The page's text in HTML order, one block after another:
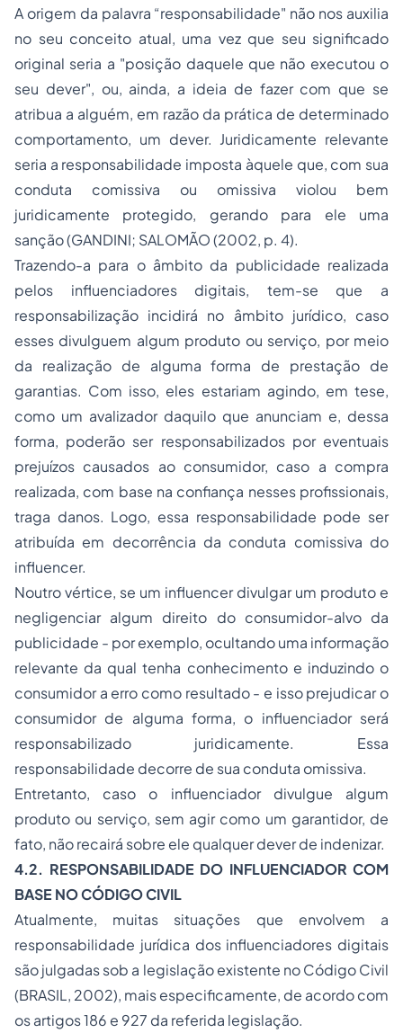
A origem da palavra “responsabilidade" não nos auxilia
no seu conceito atual, uma vez que seu significado
original seria a "posição daquele que não executou o
seu dever", ou, ainda, a ideia de fazer com que se
atribua a alguém, em razão da prática de determinado
comportamento, um dever. Juridicamente relevante
seria a responsabilidade imposta àquele que, com sua
conduta comissiva ou omissiva violou bem
juridicamente protegido, gerando para ele uma
sanção (GANDINI; SALOMÃO (2002, p. 4).
Trazendo-a para o âmbito da publicidade realizada
pelos influenciadores digitais, tem-se que a
responsabilização incidirá no âmbito jurídico, caso
esses divulguem algum produto ou serviço, por meio
da realização de alguma forma de prestação de
garantias. Com isso, eles estariam agindo, em tese,
como um avalizador daquilo que anunciam e, dessa
forma, poderão ser responsabilizados por eventuais
prejuízos causados ao consumidor, caso a compra
realizada, com base na confiança nesses profissionais,
traga danos. Logo, essa responsabilidade pode ser
atribuída em decorrência da conduta comissiva do
influencer.
Noutro vértice, se um influencer divulgar um produto e
negligenciar algum direito do consumidor-alvo da
publicidade - por exemplo, ocultando uma informação
relevante da qual tenha conhecimento e induzindo o
consumidor a erro como resultado - e isso prejudicar o
consumidor de alguma forma, o influenciador será
responsabilizado juridicamente. Essa
responsabilidade decorre de sua conduta omissiva.
Entretanto, caso o influenciador divulgue algum
produto ou serviço, sem agir como um garantidor, de
fato, não recairá sobre ele qualquer dever de indenizar.
4.2. RESPONSABILIDADE DO INFLUENCIADOR COM
BASE NO CÓDIGO CIVIL
Atualmente, muitas situações que envolvem a
responsabilidade jurídica dos influenciadores digitais
são julgadas sob a legislação existente no Código Civil
(BRASIL, 2002), mais especificamente, de acordo com
os artigos 186 e 927 da referida legislação.